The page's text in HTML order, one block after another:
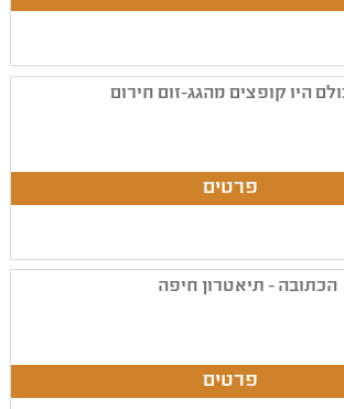
היו קופצים מהגג-זום חירום
הכתובה - תיאטרון חיפה